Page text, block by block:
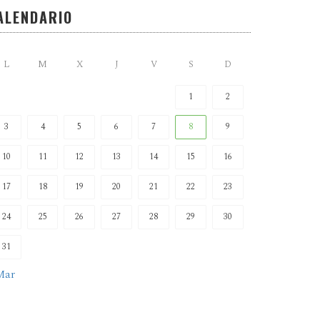
L M X J V S D
1 2
3 4 5 6 7 8 9
10 11 12 13 14 15 16
17 18 19 20 21 22 23
24 25 26 27 28 29 30
31